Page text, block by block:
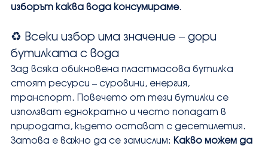
изборът каква вода консумираме.
♻️ Всеки избор има значение – дори
бутилката с вода
Зад всяка обикновена пластмасова бутилка
стоят ресурси – суровини, енергия,
транспорт. Повечето от тези бутилки се
използват еднократно и често попадат в
природата, където остават с десетилетия.
Затова е важно да се замислим: Какво можем да